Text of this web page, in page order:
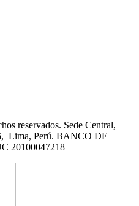
reservados. Sede Central,
Lima, Perú. BANCO DE
20100047218